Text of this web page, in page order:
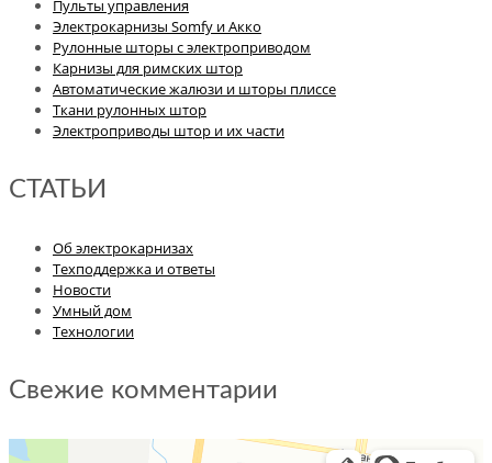
Пульты управления
Электрокарнизы Somfy и Акко
Рулонные шторы с электроприводом
Карнизы для римских штор
Автоматические жалюзи и шторы плиссе
Ткани рулонных штор
Электроприводы штор и их части
СТАТЬИ
Об электрокарнизах
Техподдержка и ответы
Новости
Умный дом
Технологии
Свежие комментарии